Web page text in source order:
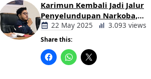
Karimun Kembali Jadi Jalur
Penyelundupan Narkoba,
Mahasiswa Desak Pemkab
dan Aparat Bertindak Tegas
22 May 2025 3.093 views
Share this: